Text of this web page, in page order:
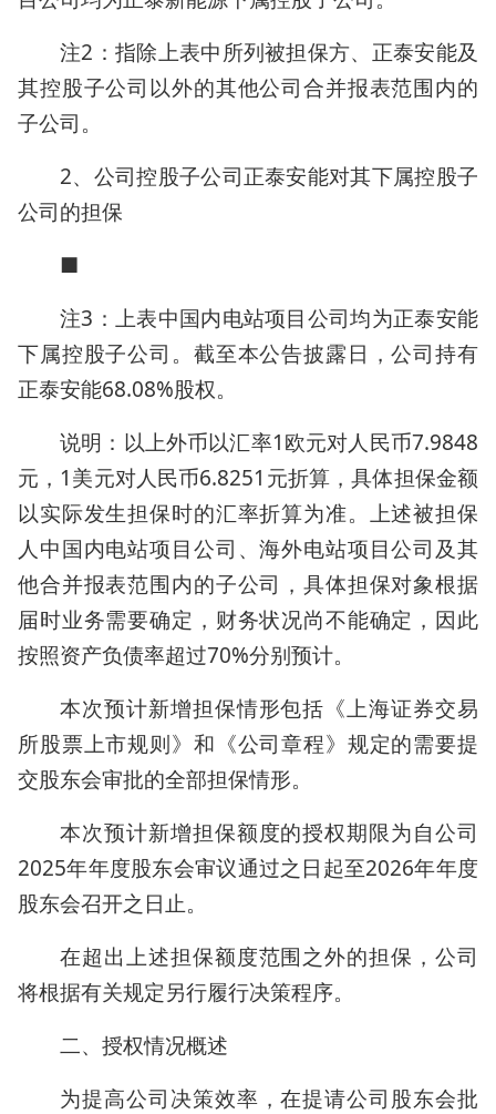
注2：指除上表中所列被担保方、正泰安能及
其控股子公司以外的其他公司合并报表范围内的
子公司。
2、公司控股子公司正泰安能对其下属控股子
公司的担保
■
注3：上表中国内电站项目公司均为正泰安能
下属控股子公司。截至本公告披露日，公司持有
正泰安能68.08%股权。
说明：以上外币以汇率1欧元对人民币7.9848
元，1美元对人民币6.8251元折算，具体担保金额
以实际发生担保时的汇率折算为准。上述被担保
人中国内电站项目公司、海外电站项目公司及其
他合并报表范围内的子公司，具体担保对象根据
届时业务需要确定，财务状况尚不能确定，因此
按照资产负债率超过70%分别预计。
本次预计新增担保情形包括《上海证券交易
所股票上市规则》和《公司章程》规定的需要提
交股东会审批的全部担保情形。
本次预计新增担保额度的授权期限为自公司
2025年年度股东会审议通过之日起至2026年年度
股东会召开之日止。
在超出上述担保额度范围之外的担保，公司
将根据有关规定另行履行决策程序。
二、授权情况概述
为提高公司决策效率，在提请公司股东会批